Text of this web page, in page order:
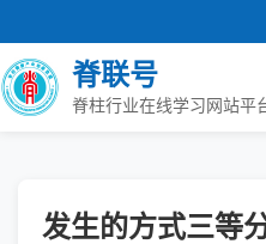
脊联号
脊柱行业在线学习网站平
发生的方式三等